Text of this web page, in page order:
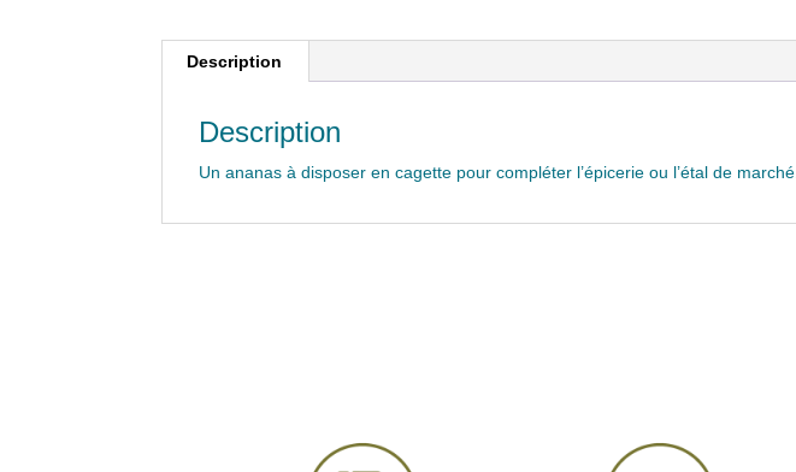
Description
Description
Un ananas à disposer en cagette pour compléter l’épicerie ou l’étal de marché.